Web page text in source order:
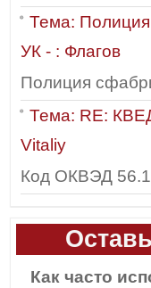
Тема:
УК - : Флагов
Полиция
Тема: RE:
Vitaliy
Код ОКВЭД
Как часто